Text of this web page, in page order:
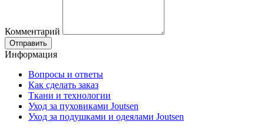
Комментарий
Отправить
Информация
Вопросы и ответы
Как сделать заказ
Ткани и технологии
Уход за пуховиками Joutsen
Уход за подушками и одеялами Joutsen